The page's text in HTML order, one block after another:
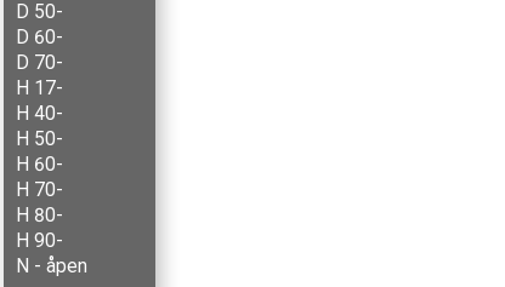
D 50-
D 60-
D 70-
H 17-
H 40-
H 50-
H 60-
H 70-
H 80-
H 90-
N - åpen